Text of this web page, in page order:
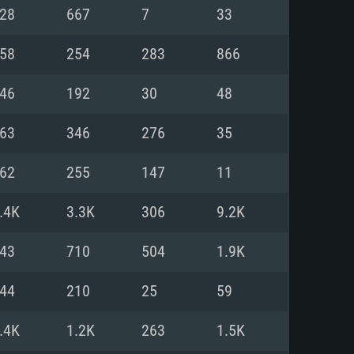
mais
com DirectX 11 ou superior;
ou superior, Radeon RX 570
(Intel Xeon não suportado)
Vega II ou superior com
banda larga.
de 6 meses) / equivalentes
com os drivers mais
667 7 33
254 283 866
192 30 48
346 276 35
255 147 11
3.3K 306 9.2K
710 504 1.9K
210 25 59
1.2K 263 1.5K